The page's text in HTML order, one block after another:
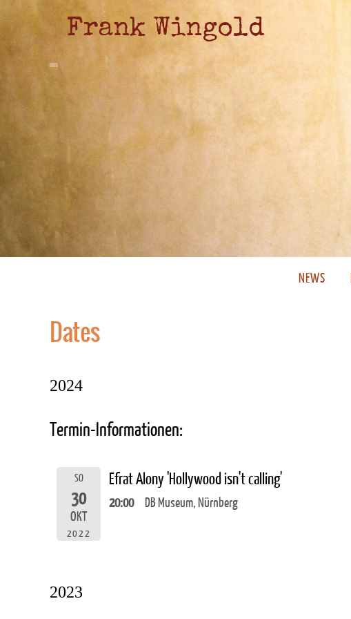
Frank Wingold
NEWS
Dates
2024
Termin-Informationen:
SO
30
OKT
2022
Efrat Alony 'Hollywood isn't calling'
20:00 DB Museum, Nürnberg
2023